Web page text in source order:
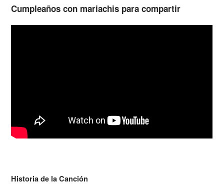
Cumpleaños con mariachis para compartir
Historia de la Canción